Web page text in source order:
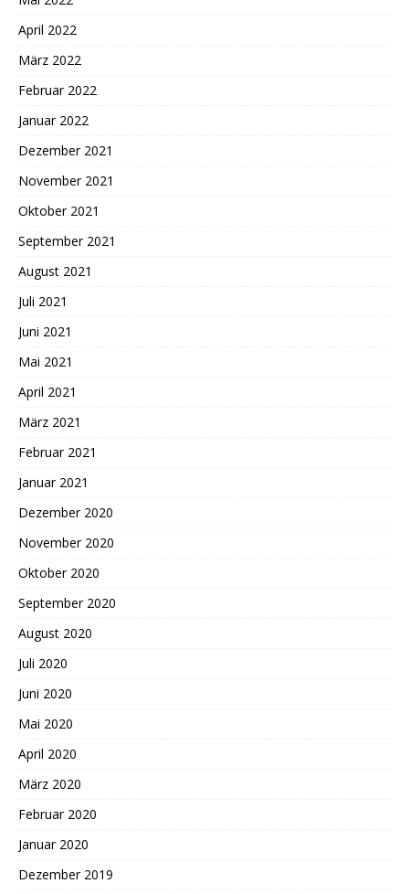
April 2022
März 2022
Februar 2022
Januar 2022
Dezember 2021
November 2021
Oktober 2021
September 2021
August 2021
Juli 2021
Juni 2021
Mai 2021
April 2021
März 2021
Februar 2021
Januar 2021
Dezember 2020
November 2020
Oktober 2020
September 2020
August 2020
Juli 2020
Juni 2020
Mai 2020
April 2020
März 2020
Februar 2020
Januar 2020
Dezember 2019